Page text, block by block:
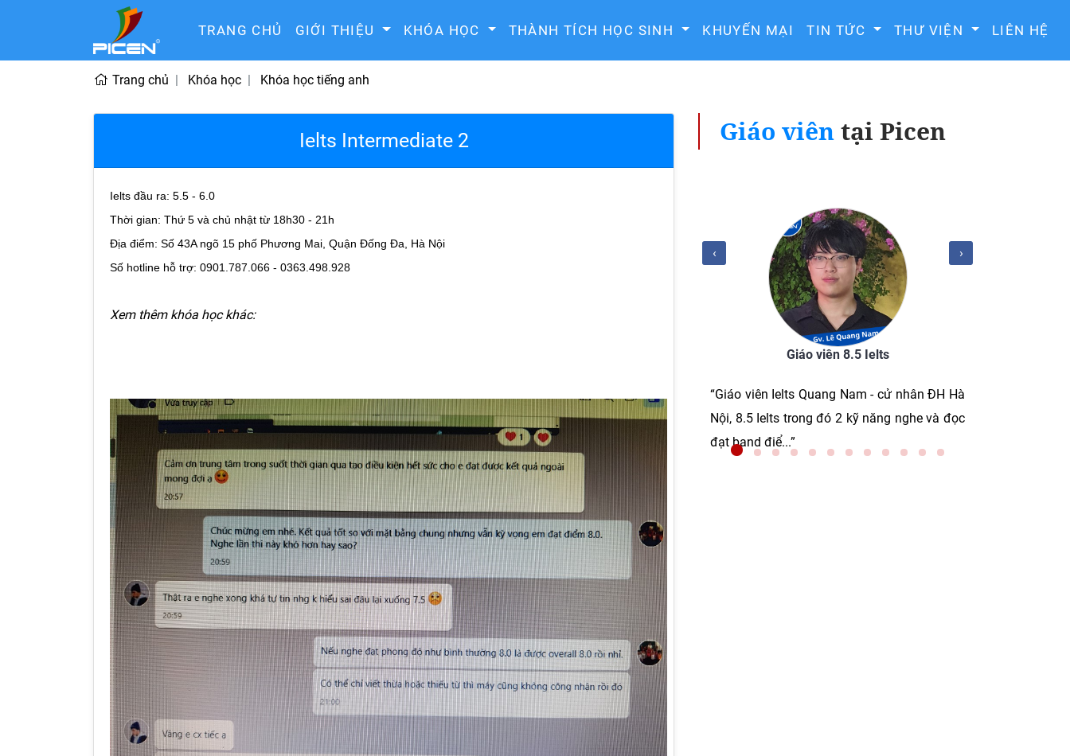
TRANG CHỦ GIỚI THIỆU KHÓA HỌC THÀNH TÍCH HỌC SINH KHUYẾN MẠI TIN TỨC THƯ VIỆN LIÊN HỆ
Trang chủ Khóa học Khóa học tiếng anh
Ielts Intermediate 2
Ielts đầu ra: 5.5 - 6.0
Thời gian: Thứ 5 và chủ nhật từ 18h30 - 21h
Địa điểm: Số 43A ngõ 15 phố Phương Mai, Quận Đống Đa, Hà Nội
Số hotline hỗ trợ: 0901.787.066 - 0363.498.928
Xem thêm khóa học khác:
Giáo viêntại Picen
Minh Thành Môn dạy: Toán II. Đôi nét về
thầy : * Thầy là g...”
học viên hệ thống kiến thức chuẩn....”
Giáo viên 8.5 Ielts
“Giáo viên Ielts Quang Nam - cử nhân ĐH Hà
Nội, 8.5 Ielts trong đó 2 kỹ năng nghe và đọc
đạt band điể...”
‹ ›